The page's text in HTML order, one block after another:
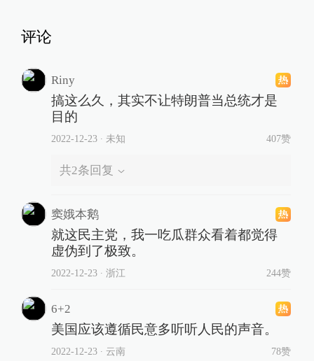
评论
Riny
搞这么久，其实不让特朗普当总统才是
目的
2022-12-23∙ 未知 407赞
共2条回复
窦娥本鹅
就这民主党，我一吃瓜群众看着都觉得
虚伪到了极致。
2022-12-23∙ 浙江 244赞
6+2
美国应该遵循民意多听听人民的声音。
2022-12-23∙ 云南 78赞